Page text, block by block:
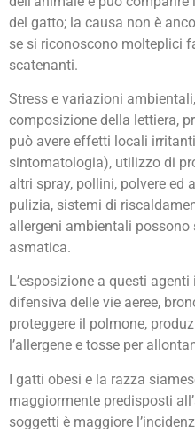
del gatto; la causa non è
se si riconoscono molteplici
scatenanti.
Stress e variazioni
composizione della lettiera,
può avere effetti locali
sintomatologia), utilizzo di
altri spray, pollini, polvere ed
pulizia, sistemi di
allergeni ambientali
asmatica.
L’esposizione a questi
difensiva delle vie aeree,
proteggere il polmone,
l’allergene e tosse per
I gatti obesi e la razza
maggiormente predisposti
soggetti è maggiore